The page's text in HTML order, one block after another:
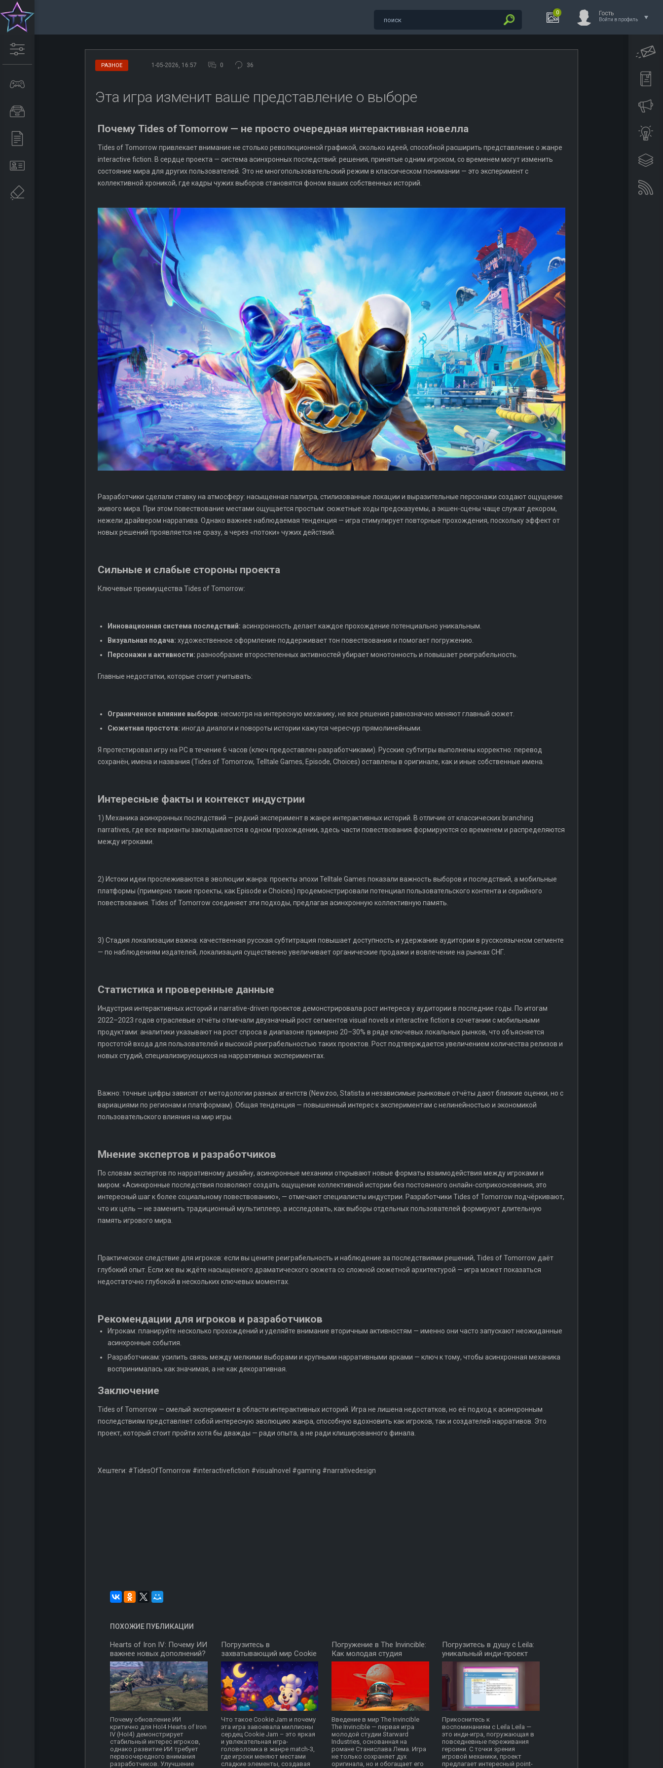
0 Гость
Войти в профиль
РАЗНОЕ 1-05-2026, 16:57 0 36
Эта игра изменит ваше представление о выборе
Почему Tides of Tomorrow — не просто очередная интерактивная новелла
Tides of Tomorrow привлекает внимание не столько революционной графикой, сколько идеей, способной расширить представление о жанре
interactive fiction. В сердце проекта — система асинхронных последствий: решения, принятые одним игроком, со временем могут изменить
состояние мира для других пользователей. Это не многопользовательский режим в классическом понимании — это эксперимент с
коллективной хроникой, где кадры чужих выборов становятся фоном ваших собственных историй.
Разработчики сделали ставку на атмосферу: насыщенная палитра, стилизованные локации и выразительные персонажи создают ощущение
живого мира. При этом повествование местами ощущается простым: сюжетные ходы предсказуемы, а экшен-сцены чаще служат декором,
нежели драйвером нарратива. Однако важнее наблюдаемая тенденция — игра стимулирует повторные прохождения, поскольку эффект от
новых решений проявляется не сразу, а через «потоки» чужих действий.
Сильные и слабые стороны проекта
Ключевые преимущества Tides of Tomorrow:
Инновационная система последствий: асинхронность делает каждое прохождение потенциально уникальным.
Визуальная подача: художественное оформление поддерживает тон повествования и помогает погружению.
Персонажи и активности: разнообразие второстепенных активностей убирает монотонность и повышает реиграбельность.
Главные недостатки, которые стоит учитывать:
Ограниченное влияние выборов: несмотря на интересную механику, не все решения равнозначно меняют главный сюжет.
Сюжетная простота: иногда диалоги и повороты истории кажутся чересчур прямолинейными.
Я протестировал игру на PC в течение 6 часов (ключ предоставлен разработчиками). Русские субтитры выполнены корректно: перевод
сохранён, имена и названия (Tides of Tomorrow, Telltale Games, Episode, Choices) оставлены в оригинале, как и иные собственные имена.
Интересные факты и контекст индустрии
1) Механика асинхронных последствий — редкий эксперимент в жанре интерактивных историй. В отличие от классических branching
narratives, где все варианты закладываются в одном прохождении, здесь части повествования формируются со временем и распределяются
между игроками.
2) Истоки идеи прослеживаются в эволюции жанра: проекты эпохи Telltale Games показали важность выборов и последствий, а мобильные
платформы (примерно такие проекты, как Episode и Choices) продемонстрировали потенциал пользовательского контента и серийного
повествования. Tides of Tomorrow соединяет эти подходы, предлагая асинхронную коллективную память.
3) Стадия локализации важна: качественная русская субтитрация повышает доступность и удержание аудитории в русскоязычном сегменте
— по наблюдениям издателей, локализация существенно увеличивает органические продажи и вовлечение на рынках СНГ.
Статистика и проверенные данные
Индустрия интерактивных историй и narrative-driven проектов демонстрировала рост интереса у аудитории в последние годы. По итогам
2022–2023 годов отраслевые отчёты отмечали двузначный рост сегментов visual novels и interactive fiction в сочетании с мобильными
продуктами: аналитики указывают на рост спроса в диапазоне примерно 20–30% в ряде ключевых локальных рынков, что объясняется
простотой входа для пользователей и высокой реиграбельностью таких проектов. Рост подтверждается увеличением количества релизов и
новых студий, специализирующихся на нарративных экспериментах.
Важно: точные цифры зависят от методологии разных агентств (Newzoo, Statista и независимые рынковые отчёты дают близкие оценки, но с
вариациями по регионам и платформам). Общая тенденция — повышенный интерес к экспериментам с нелинейностью и экономикой
пользовательского влияния на мир игры.
Мнение экспертов и разработчиков
По словам экспертов по нарративному дизайну, асинхронные механики открывают новые форматы взаимодействия между игроками и
миром: «Асинхронные последствия позволяют создать ощущение коллективной истории без постоянного онлайн-соприкосновения, это
интересный шаг к более социальному повествованию», — отмечают специалисты индустрии. Разработчики Tides of Tomorrow подчёркивают,
что их цель — не заменить традиционный мультиплеер, а исследовать, как выборы отдельных пользователей формируют длительную
память игрового мира.
Практическое следствие для игроков: если вы цените реиграбельность и наблюдение за последствиями решений, Tides of Tomorrow даёт
глубокий опыт. Если же вы ждёте насыщенного драматического сюжета со сложной сюжетной архитектурой — игра может показаться
недостаточно глубокой в нескольких ключевых моментах.
Рекомендации для игроков и разработчиков
Игрокам: планируйте несколько прохождений и уделяйте внимание вторичным активностям — именно они часто запускают неожиданные
асинхронные события.
Разработчикам: усилить связь между мелкими выборами и крупными нарративными арками — ключ к тому, чтобы асинхронная механика
воспринималась как значимая, а не как декоративная.
Заключение
Tides of Tomorrow — смелый эксперимент в области интерактивных историй. Игра не лишена недостатков, но её подход к асинхронным
последствиям представляет собой интересную эволюцию жанра, способную вдохновить как игроков, так и создателей нарративов. Это
проект, который стоит пройти хотя бы дважды — ради опыта, а не ради клишированного финала.
Хештеги: #TidesOfTomorrow #interactivefiction #visualnovel #gaming #narrativedesign
ПОХОЖИЕ ПУБЛИКАЦИИ
Hearts of Iron IV: Почему ИИ
важнее новых дополнений?
Почему обновление ИИ
критично для HoI4 Hearts of Iron
IV (HoI4) демонстрирует
стабильный интерес игроков,
однако развитие ИИ требует
первоочередного внимания
разработчиков. Улучшение
Погрузитесь в
захватывающий мир Cookie
Jam
Что такое Cookie Jam и почему
эта игра завоевала миллионы
сердец Cookie Jam – это яркая
и увлекательная игра-
головоломка в жанре match-3,
где игроки меняют местами
сладкие элементы, создавая
Погружение в The Invincible:
Как молодая студия
переосмыслила
классический роман Лема
Введение в мир The Invincible
The Invincible — первая игра
молодой студии Starward
Industries, основанная на
романе Станислава Лема. Игра
не только сохраняет дух
оригинала, но и обогащает его
Погрузитесь в душу с Leila:
уникальный инди-проект
Прикоснитесь к
воспоминаниям с Leila Leila —
это инди-игра, погружающая в
повседневные переживания
героини. С точки зрения
игровой механики, проект
предлагает интересный point-